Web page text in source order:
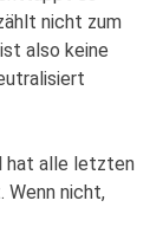
nicht zum
also keine
hat alle letzten
Wenn nicht,